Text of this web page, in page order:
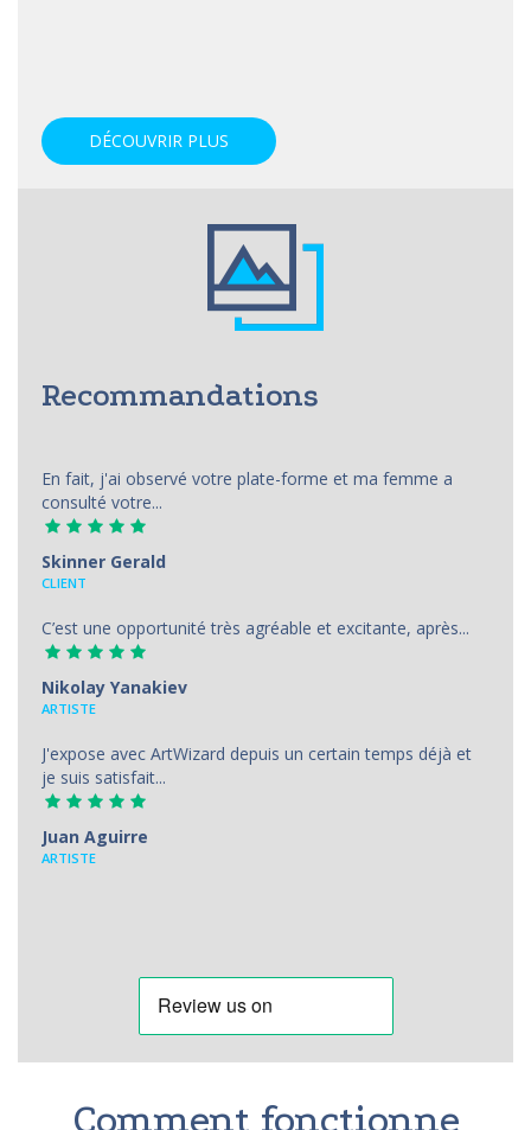
DÉCOUVRIR PLUS
Recommandations
En fait, j'ai observé votre plate-forme et ma femme a
consulté votre...
Skinner Gerald
CLIENT
C’est une opportunité très agréable et excitante, après...
Nikolay Yanakiev
ARTISTE
J'expose avec ArtWizard depuis un certain temps déjà et
je suis satisfait...
Juan Aguirre
АRTISTE
Comment fonctionne